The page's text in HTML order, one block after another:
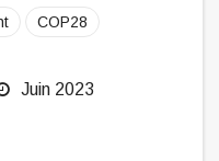
COP28
Juin 2023